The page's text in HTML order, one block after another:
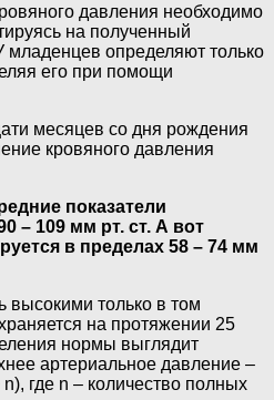
давления необходимо
на полученный
младенцев определяют только
его при помощи
месяцев со дня рождения
кровяного давления
показатели
– 109 мм рт. ст. А вот
в пределах 58 – 74 мм
высокими только в том
на протяжении 25
нормы выглядит
артериальное давление –
где n – количество полных